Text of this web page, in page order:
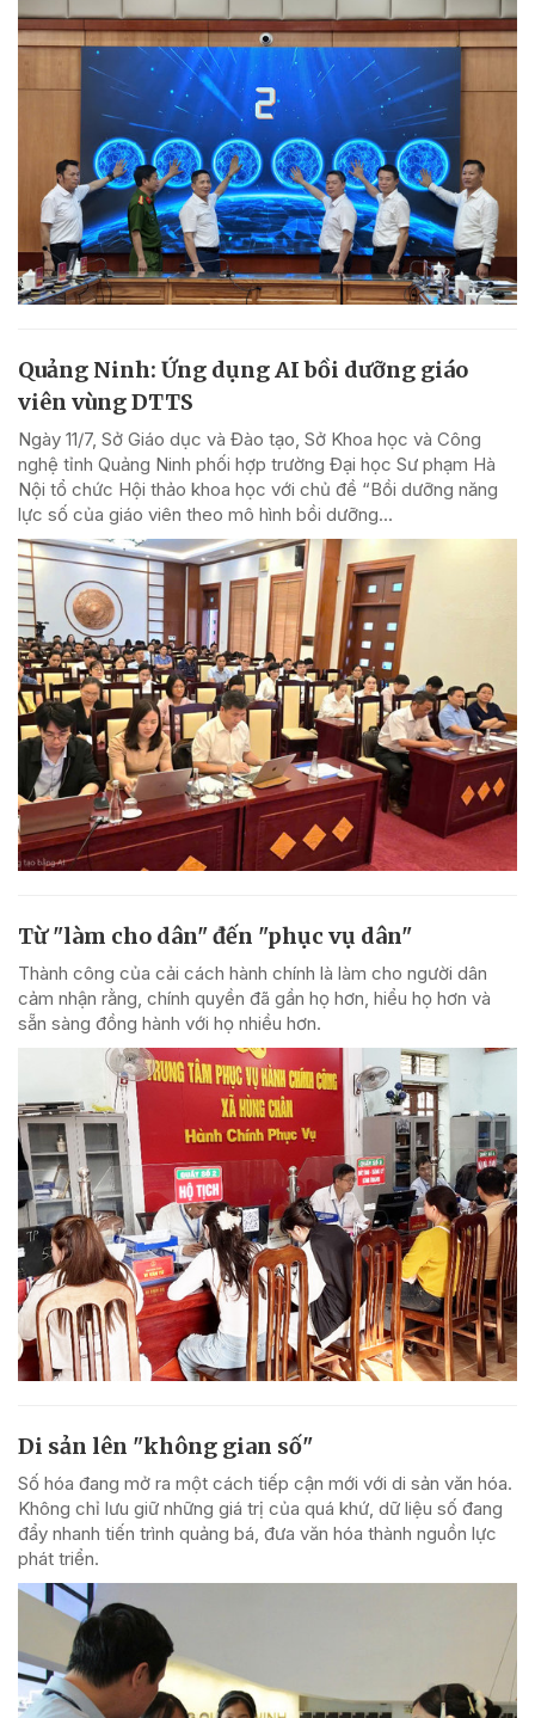
Quảng Ninh: Ứng dụng AI bồi dưỡng giáo
viên vùng DTTS
Ngày 11/7, Sở Giáo dục và Đào tạo, Sở Khoa học và Công
nghệ tỉnh Quảng Ninh phối hợp trường Đại học Sư phạm Hà
Nội tổ chức Hội thảo khoa học với chủ đề “Bồi dưỡng năng
lực số của giáo viên theo mô hình bồi dưỡng...
Từ "làm cho dân" đến "phục vụ dân"
Thành công của cải cách hành chính là làm cho người dân
cảm nhận rằng, chính quyền đã gần họ hơn, hiểu họ hơn và
sẵn sàng đồng hành với họ nhiều hơn.
Di sản lên "không gian số"
Số hóa đang mở ra một cách tiếp cận mới với di sản văn hóa.
Không chỉ lưu giữ những giá trị của quá khứ, dữ liệu số đang
đẩy nhanh tiến trình quảng bá, đưa văn hóa thành nguồn lực
phát triển.